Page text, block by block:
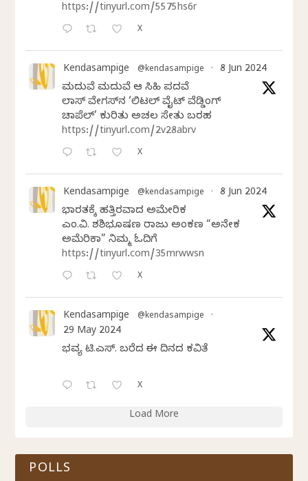
https://tinyurl.com/5575hs6r
X
Kendasampige @kendasampige · 8 Jun 2024
ಮದುವೆ ಮದುವೆ ಆ ಸಿಹಿ ಪದವೆ
ಲಾಸ್‌ ವೇಗಸ್‌ನ ‘ಲಿಟಲ್ ವೈಟ್ ವೆಡ್ಡಿಂಗ್
ಚಾಪೆಲ್’ ಕುರಿತು ಅಚಲ ಸೇತು ಬರಹ
https://tinyurl.com/2v28abrv
X
Kendasampige @kendasampige · 8 Jun 2024
ಭಾರತಕ್ಕೆ ಹತ್ತಿರವಾದ ಅಮೇರಿಕ
ಎಂ.ವಿ. ಶಶಿಭೂಷಣ ರಾಜು ಅಂಕಣ “ಅನೇಕ
ಅಮೆರಿಕಾ” ನಿಮ್ಮ ಓದಿಗೆ
https://tinyurl.com/35mrwwsn
X
Kendasampige @kendasampige ·
29 May 2024
ಭವ್ಯ ಟಿ.ಎಸ್. ಬರೆದ ಈ ದಿನದ ಕವಿತೆ
X
Load More
POLLS